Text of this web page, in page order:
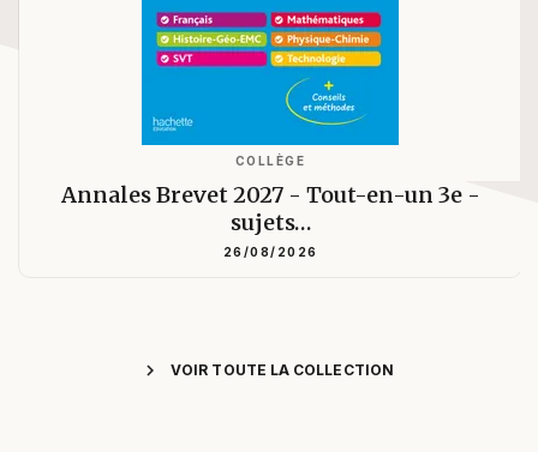
COLLÈGE
Annales Brevet 2027 - Tout-en-un 3e -
sujets…
26/08/2026
chevron_right VOIR TOUTE LA COLLECTION